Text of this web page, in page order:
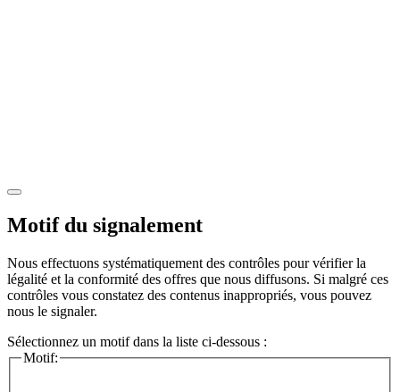
Motif du signalement
Nous effectuons systématiquement des contrôles pour vérifier la
légalité et la conformité des offres que nous diffusons. Si malgré ces
contrôles vous constatez des contenus inappropriés, vous pouvez
nous le signaler.
Sélectionnez un motif dans la liste ci-dessous :
Motif: